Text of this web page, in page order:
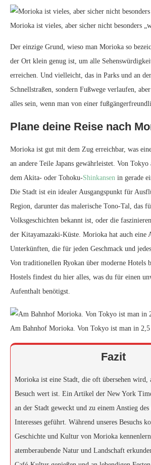
Morioka ist vieles, aber sicher nicht besonders
Der einzige Grund, wieso man Morioka so
der Ort klein genug ist, um alle
erreichen. Und vielleicht, das in Parks und an
Schnellstraßen, sondern Fußwege verlaufen,
alles sein, wenn man von einer
Plane deine Reise nach
Morioka ist gut mit dem Zug erreichbar, was
an andere Teile Japans gewährleistet. Von
dem Akita- oder Tohoku-Shinkansen in gerade
Die Stadt ist ein idealer Ausgangspunkt für
Region, darunter das malerische Tono-Tal, das
Volksgeschichten bekannt ist, oder die
der Kitayamazaki-Küste. Morioka hat auch eine
Unterkünften, die für jeden Geschmack und
Von traditionellen Ryokan über moderne Hotels
Hostels findest du hier alles, was du für einen
Aufenthalt benötigst.
Am Bahnhof Morioka. Von Tokyo ist man in 2,5
Fazit
Morioka ist eine Stadt, die oft übersehen wird,
Besuch wert ist. Ein Artikel der New York
an der Stadt geweckt und zu einem Anstieg
Interesses geführt. Während unseres Besuchs
Geschichte und Kultur von Morioka
atemberaubende Natur und Landschaft